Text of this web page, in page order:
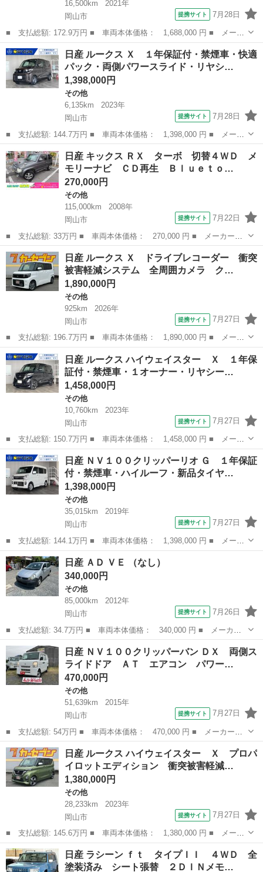
16,500km
2021年
岡山市
提携サイト 7月28日
■ 支払総額: 172.9万円 ■ 車両本体価格： 1,688,000 円 ■ メーカ
ー名： 日産 ■ 車種名： ルークス ■ グレード名： ハイウェイ
スター Ｇターボプロパイロットエディション １年保証付・禁煙
車・新品タ...
岡山 岡山市 その他
日産 ルークス Ｘ １年保証付・禁煙車・快適
パック・両側パワースライド・リヤシ…
1,398,000円
その他
6,135km
2023年
岡山市
提携サイト 7月28日
■ 支払総額: 144.7万円 ■ 車両本体価格： 1,398,000 円 ■ メーカ
ー名： 日産 ■ 車種名： ルークス ■ グレード名： Ｘ １年保
証付・禁煙車・快適パック・両側パワースライド・リヤシーリングフ
ァン・Ｓ...
岡山 岡山市 その他
日産 キックス ＲＸ ターボ 切替４ＷＤ メ
モリーナビ ＣＤ再生 Ｂｌｕｅｔｏ…
270,000円
その他
115,000km
2008年
岡山市
提携サイト 7月22日
■ 支払総額: 33万円 ■ 車両本体価格： 270,000 円 ■ メーカー
名： 日産 ■ 車種名： キックス ■ グレード名： ＲＸ ター
ボ 切替４ＷＤ メモリーナビ ＣＤ再生 Ｂｌｕｅｔｏｏｔｈ Ｅ
ＴＣ 記録簿（Ｒ６...
岡山 岡山市 その他
日産 ルークス Ｘ ドライブレコーダー 衝突
被害軽減システム 全周囲カメラ ク…
1,890,000円
その他
925km
2026年
岡山市
提携サイト 7月27日
■ 支払総額: 196.7万円 ■ 車両本体価格： 1,890,000 円 ■ メーカ
ー名： 日産 ■ 車種名： ルークス ■ グレード名： Ｘ ドライ
ブレコーダー 衝突被害軽減システム 全周囲カメラ クリアランス
ソナー ...
岡山 岡山市 その他
日産 ルークス ハイウェイスター Ｘ １年保
証付・禁煙車・１オーナー・リヤシー…
1,458,000円
その他
10,760km
2023年
岡山市
提携サイト 7月27日
■ 支払総額: 150.7万円 ■ 車両本体価格： 1,458,000 円 ■ メーカ
ー名： 日産 ■ 車種名： ルークス ■ グレード名： ハイウェイ
スター Ｘ １年保証付・禁煙車・１オーナー・リヤシーリングファ
ン・新品...
岡山 岡山市 その他
日産 ＮＶ１００クリッパーリオ Ｇ １年保証
付・禁煙車・ハイルーフ・新品タイヤ…
1,398,000円
その他
35,015km
2019年
岡山市
提携サイト 7月27日
■ 支払総額: 144.1万円 ■ 車両本体価格： 1,398,000 円 ■ メーカ
ー名： 日産 ■ 車種名： ＮＶ１００クリッパーリオ ■ グレード
名： Ｇ １年保証付・禁煙車・ハイルーフ・新品タイヤ・ナビ・Ｔ
Ｖ・ＣＤ...
岡山 岡山市 その他
日産 ＡＤ ＶＥ （なし）
340,000円
その他
85,000km
2012年
岡山市
提携サイト 7月26日
■ 支払総額: 34.7万円 ■ 車両本体価格： 340,000 円 ■ メーカー
名： 日産 ■ 車種名： ＡＤ ■ グレード名： ＶＥ ■ 排気
量： 1200cc ■ ドア枚数： 5D ■ ミッション： AT ■ 店舗P...
岡山 岡山市 その他
日産 ＮＶ１００クリッパーバン ＤＸ 両側ス
ライドドア ＡＴ エアコン パワー…
470,000円
その他
51,639km
2015年
岡山市
提携サイト 7月27日
■ 支払総額: 54万円 ■ 車両本体価格： 470,000 円 ■ メーカー
名： 日産 ■ 車種名： ＮＶ１００クリッパーバン ■ グレード
名： ＤＸ 両側スライドドア ＡＴ エアコン パワーステアリン
グ 運転席エアバッ...
岡山 岡山市 その他
日産 ルークス ハイウェイスター Ｘ プロパ
イロットエディション 衝突被害軽減…
1,380,000円
その他
28,233km
2023年
岡山市
提携サイト 7月27日
■ 支払総額: 145.6万円 ■ 車両本体価格： 1,380,000 円 ■ メーカ
ー名： 日産 ■ 車種名： ルークス ■ グレード名： ハイウェイ
スター Ｘ プロパイロットエディション 衝突被害軽減システム
全周囲カ...
岡山 岡山市 その他
日産 ラシーン ｆｔ タイプＩＩ ４ＷＤ 全
塗装済み シート張替 ２ＤＩＮメモ…